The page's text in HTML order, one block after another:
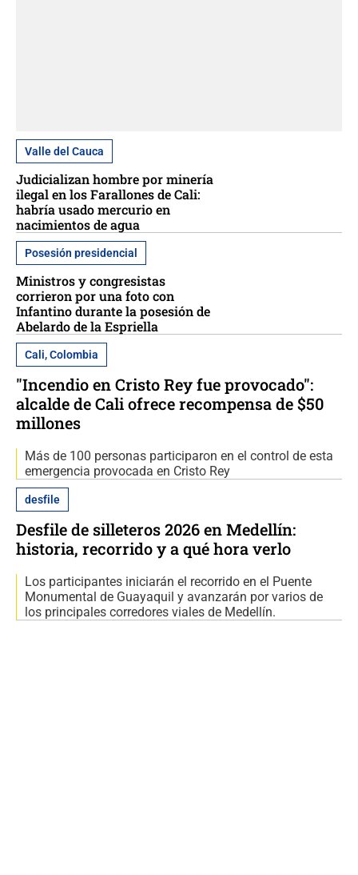
Valle del Cauca
Judicializan hombre por minería
ilegal en los Farallones de Cali:
habría usado mercurio en
nacimientos de agua
Posesión presidencial
Ministros y congresistas
corrieron por una foto con
Infantino durante la posesión de
Abelardo de la Espriella
Cali, Colombia
"Incendio en Cristo Rey fue provocado":
alcalde de Cali ofrece recompensa de $50
millones
Más de 100 personas participaron en el control de esta
emergencia provocada en Cristo Rey
desfile
Desfile de silleteros 2026 en Medellín:
historia, recorrido y a qué hora verlo
Los participantes iniciarán el recorrido en el Puente
Monumental de Guayaquil y avanzarán por varios de
los principales corredores viales de Medellín.